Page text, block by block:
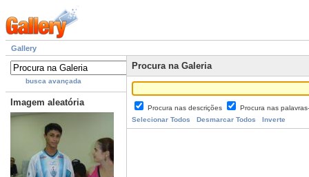
Gallery
busca avançada
Imagem aleatória
Procura na Galeria
Procura nas descrições
Procura nas
Selecionar Todos
Desmarcar Todos Inverte